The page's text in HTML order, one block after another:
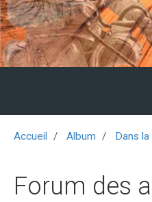
Accueil Album Dans
Forum des